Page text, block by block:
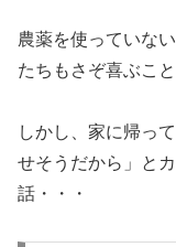
農薬を使っていな
たちもさぞ喜ぶこ
しかし、家に帰っ
せそうだから」と
話・・・